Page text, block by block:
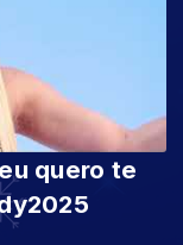
quero te
#melody2025